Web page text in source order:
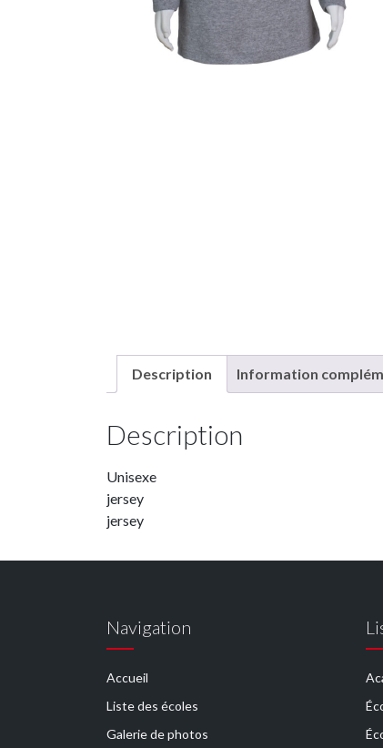
Description Information
Description
Unisexe
jersey
jersey
Navigation
Accueil
Liste des écoles
Galerie de photos